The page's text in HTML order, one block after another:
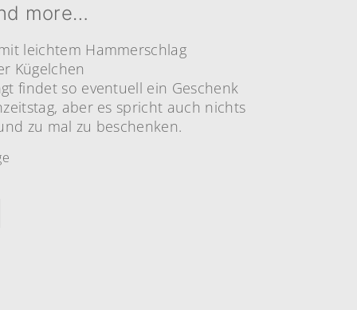
more…
leichtem Hammerschlag
Kügelchen
findet so eventuell ein Geschenk
aber es spricht auch nichts
zu mal zu beschenken.